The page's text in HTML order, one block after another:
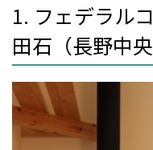
1. フェデラル
田石（長野中央